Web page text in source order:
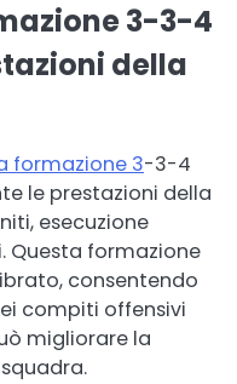
3-3-4
della
formazione 3-3-4
le prestazioni della
esecuzione
Questa formazione
consentendo
compiti offensivi
migliorare la